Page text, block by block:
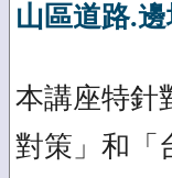
山區道路.
本講座特針
對策」和「